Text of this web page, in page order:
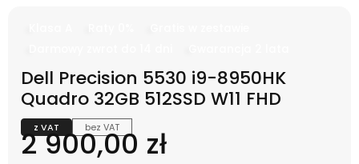
Dell Precision 5530 i9-8950HK
Quadro 32GB 512SSD W11 FHD
z VAT bez VAT
Cena
2 900,00 zł